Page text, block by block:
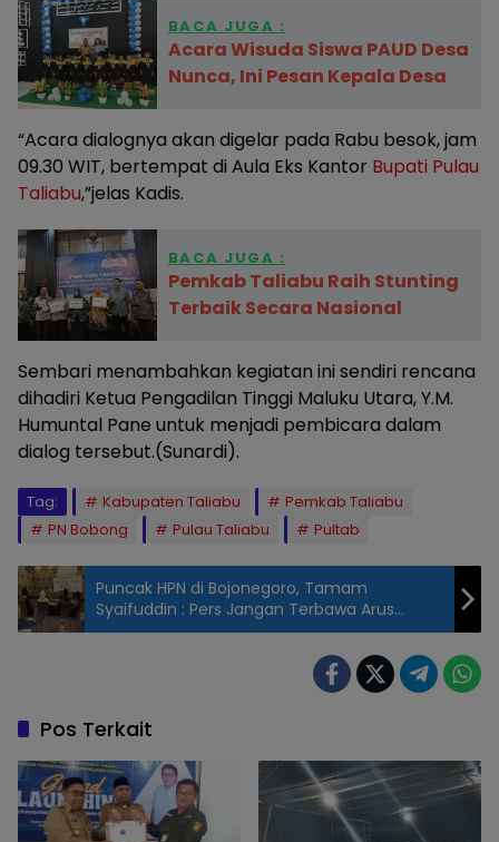
BACA JUGA :
Acara Wisuda Siswa PAUD Desa
Nunca, Ini Pesan Kepala Desa
“Acara dialognya akan digelar pada Rabu besok, jam
09.30 WIT, bertempat di Aula Eks Kantor Bupati Pulau
Taliabu,”jelas Kadis.
BACA JUGA :
Pemkab Taliabu Raih Stunting
Terbaik Secara Nasional
Sembari menambahkan kegiatan ini sendiri rencana
dihadiri Ketua Pengadilan Tinggi Maluku Utara, Y.M.
Humuntal Pane untuk menjadi pembicara dalam
dialog tersebut.(Sunardi).
Tag: Kabupaten Taliabu
Pemkab Taliabu
PN Bobong
Pulau Taliabu Pultab
Puncak HPN di Bojonegoro, Tamam
Syaifuddin : Pers Jangan Terbawa Arus
Abrasi Demokrasi
Pos Terkait